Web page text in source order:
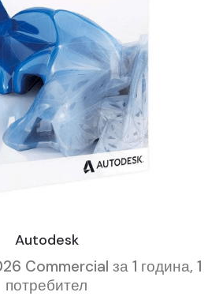
Autodesk
Commercial за 1 година, 1
потребител